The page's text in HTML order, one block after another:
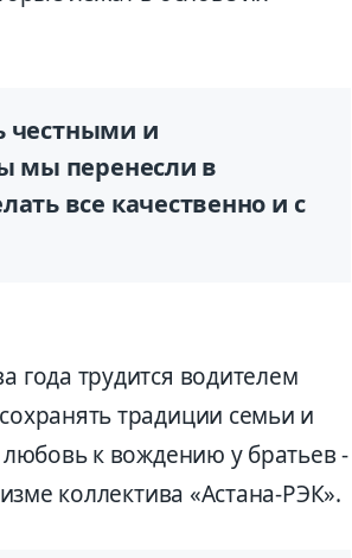
честными и
мы перенесли в
все качественно и с
года трудится водителем
традиции семьи и
к вождению у братьев -
коллектива «Астана-РЭК».